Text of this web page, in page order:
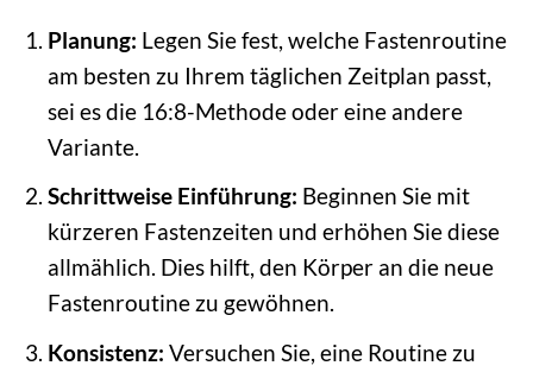
Planung: Legen Sie fest, welche Fastenroutine
am besten zu Ihrem täglichen Zeitplan passt,
sei es die 16:8-Methode oder eine andere
Variante.
Schrittweise Einführung: Beginnen Sie mit
kürzeren Fastenzeiten und erhöhen Sie diese
allmählich. Dies hilft, den Körper an die neue
Fastenroutine zu gewöhnen.
Konsistenz: Versuchen Sie, eine Routine zu